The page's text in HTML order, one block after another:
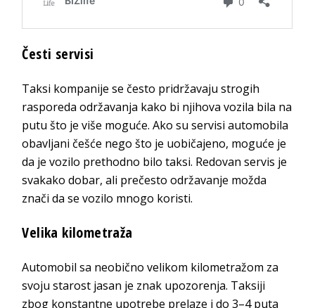
Česti servisi
Taksi kompanije se često pridržavaju strogih
rasporeda održavanja kako bi njihova vozila bila na
putu što je više moguće. Ako su servisi automobila
obavljani češće nego što je uobičajeno, moguće je
da je vozilo prethodno bilo taksi. Redovan servis je
svakako dobar, ali prečesto održavanje možda
znači da se vozilo mnogo koristi.
Velika kilometraža
Automobil sa neobično velikom kilometražom za
svoju starost jasan je znak upozorenja. Taksiji
zbog konstantne upotrebe prelaze i do 3–4 puta